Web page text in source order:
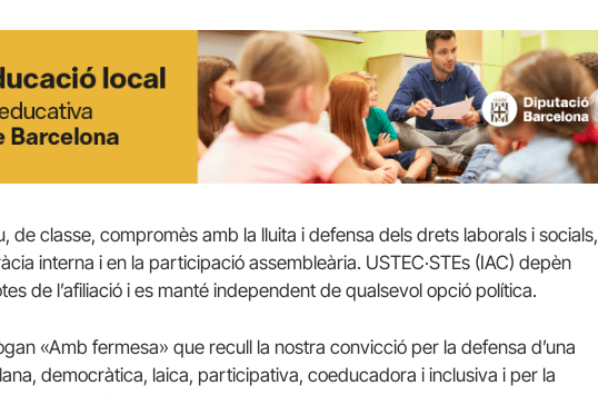
de classe, compromès amb la lluita i defensa dels drets laborals i socials,
interna i en la participació assembleària. USTEC·STEs (IAC) depèn
de l’afiliació i es manté independent de qualsevol opció política.
«Amb fermesa» que recull la nostra convicció per la defensa d’una
democràtica, laica, participativa, coeducadora i inclusiva i per la